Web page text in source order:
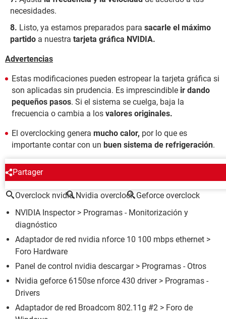
necesidades.
Listo, ya estamos preparados para sacarle el máximo
partido a nuestra tarjeta gráfica NVIDIA.
Advertencias
Estas modificaciones pueden estropear la tarjeta gráfica si
son aplicadas sin prudencia. Es imprescindible ir dando
pequeños pasos. Si el sistema se cuelga, baja la
frecuencia o cambia a los valores originales.
El overclocking genera mucho calor, por lo que es
importante contar con un buen sistema de refrigeración.
Partager
ALREDEDOR DEL MISMO TEMA
Overclock nvidia Nvidia overclock Geforce overclock
NVIDIA Inspector> Programas - Monitorización y
diagnóstico
Adaptador de red nvidia nforce 10 100 mbps ethernet >
Foro Hardware
Panel de control nvidia descargar> Programas - Otros
Nvidia geforce 6150se nforce 430 driver> Programas -
Drivers
Adaptador de red Broadcom 802.11g #2 > Foro de